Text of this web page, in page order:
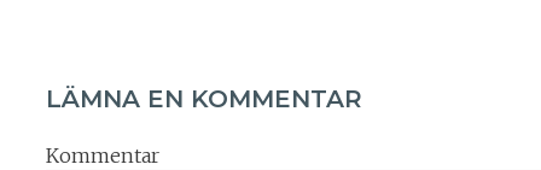
LÄMNA EN KOMMENTAR
Kommentar